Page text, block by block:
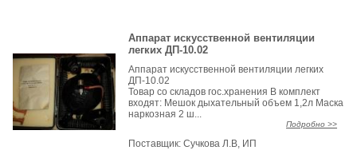
Аппарат искусственной вентиляции
легких ДП-10.02
Аппарат искусственной вентиляции легких
ДП-10.02
Товар со складов гос.хранения В комплект
входят: Мешок дыхательный объем 1,2л Маска
наркозная 2 ш...
Подробно >>
Поставщик:Сучкова Л.В, ИП